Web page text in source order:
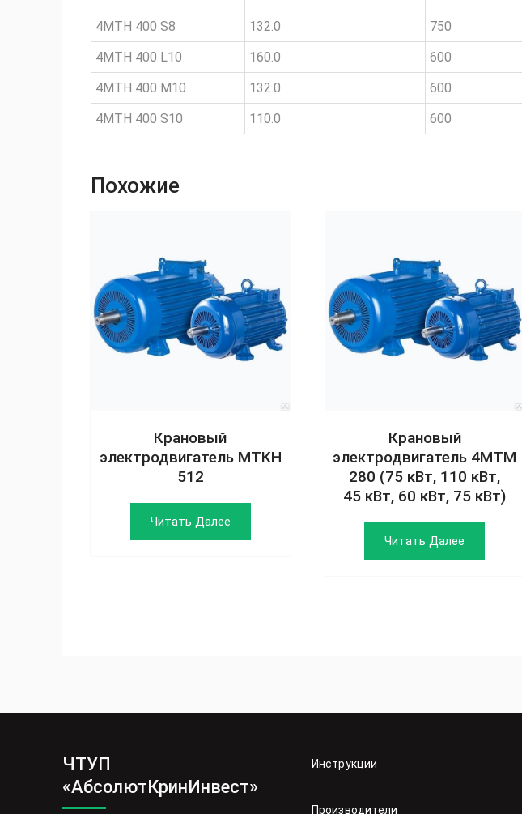
4MTH 400 S8
132.0 750
4MTH 400 L10
160.0 600
4MTH 400 M10
132.0 600
4MTH 400 S10
110.0 600
Похожие
Крановый
электродвигатель МТКН
512
Читать Далее
Крановый
электродвигатель 4MTM
280 (75 кВт, 110 кВт,
45 кВт, 60 кВт, 75 кВт)
Читать Далее
ЧТУП
«АбсолютКринИнвест»
Инструкции
Производители